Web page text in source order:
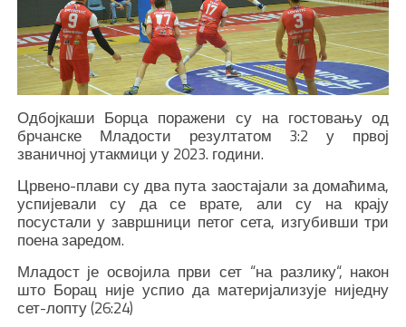
Одбојкаши Борца поражени су на гостовању од
брчанске Младости резултатом 3:2 у првој
званичној утакмици у 2023. години.
Црвено-плави су два пута заостајали за домаћима,
успијевали су да се врате, али су на крају
посустали у завршници петог сета, изгубивши три
поена заредом.
Младост је освојила први сет “на разлику“, након
што Борац није успио да материјализује ниједну
сет-лопту (26:24)